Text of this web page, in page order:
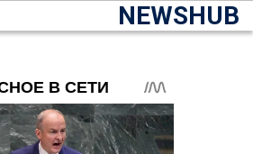
NEWSHUB